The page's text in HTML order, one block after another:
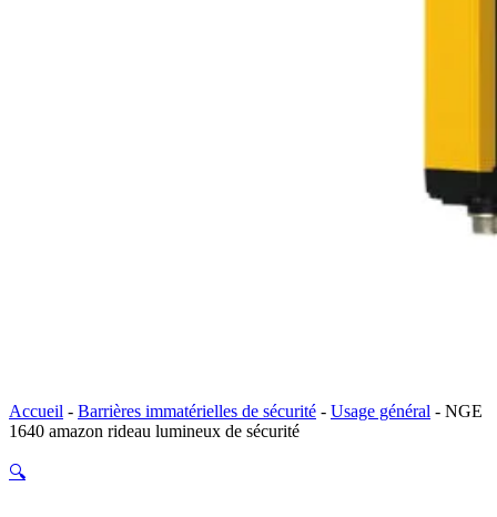
Accueil - Barrières immatérielles de sécurité - Usage général - NGE
1640 amazon rideau lumineux de sécurité
🔍